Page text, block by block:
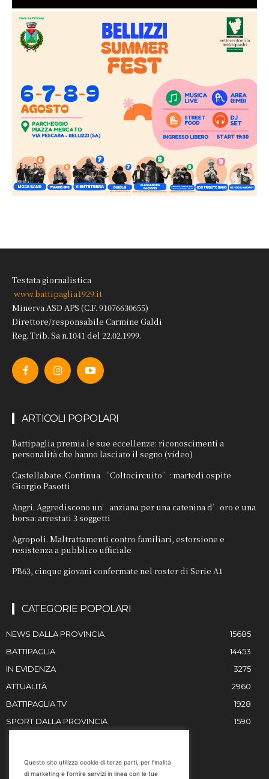
Testata giornalistica
www.battipaglia1929.it
Minerva ASD APS (C.F. 91076630655)
Direttore/responsabile Carmine Galdi
Reg. Trib. Sa n.1041 del 22.02.1999.
ARTICOLI POPOLARI
Battipaglia premia le sue eccellenze: riconoscimenti a
personalità che hanno lasciato il segno (video)
Castellabate. Continua “Coltocircuito”: martedì ospite
Giorgio Pasotti
Angri. Aggrediscono un’anziana per una catenina d’oro e una
borsa: arrestati 3 soggetti
Agropoli. Maltrattamenti contro familiari, estorsione e
resistenza a pubblico ufficiale
PB63, cinque giovani confermate nel roster di Serie A1
CATEGORIE POPOLARI
NEWS DALLA PROVINCIA
15685
BATTIPAGLIA
14453
IN EVIDENZA
3275
ATTUALITÀ
2960
BATTIPAGLIA TV
1928
SPORT DALLA PROVINCIA
1590
Questo sito utilizza cookie di terze parti, per finalità
di marketing e fornire servizi in linea con le tue